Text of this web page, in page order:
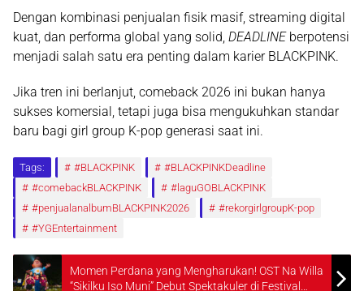
Dengan kombinasi penjualan fisik masif, streaming digital
kuat, dan performa global yang solid, DEADLINEberpotensi
menjadi salah satu era penting dalam karier BLACKPINK.
Jika tren ini berlanjut, comeback 2026 ini bukan hanya
sukses komersial, tetapi juga bisa mengukuhkan standar
baru bagi girl group K-pop generasi saat ini.
Tags: #BLACKPINK
#BLACKPINKDeadline
#comebackBLACKPINK
#laguGOBLACKPINK
#penjualanalbumBLACKPINK2026
#rekorgirlgroupK-pop
#YGEntertainment
Momen Perdana yang Mengharukan! OST Na Willa
“Sikilku Iso Muni” Debut Spektakuler di Festival